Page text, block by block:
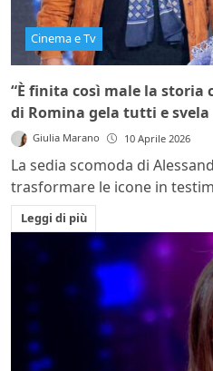
Cinema e Tv
“È finita così male la storia
di Romina gela tutti e
Giulia Marano 10 Aprile 2026
La sedia scomoda di
trasformare le icone in
Leggi di più